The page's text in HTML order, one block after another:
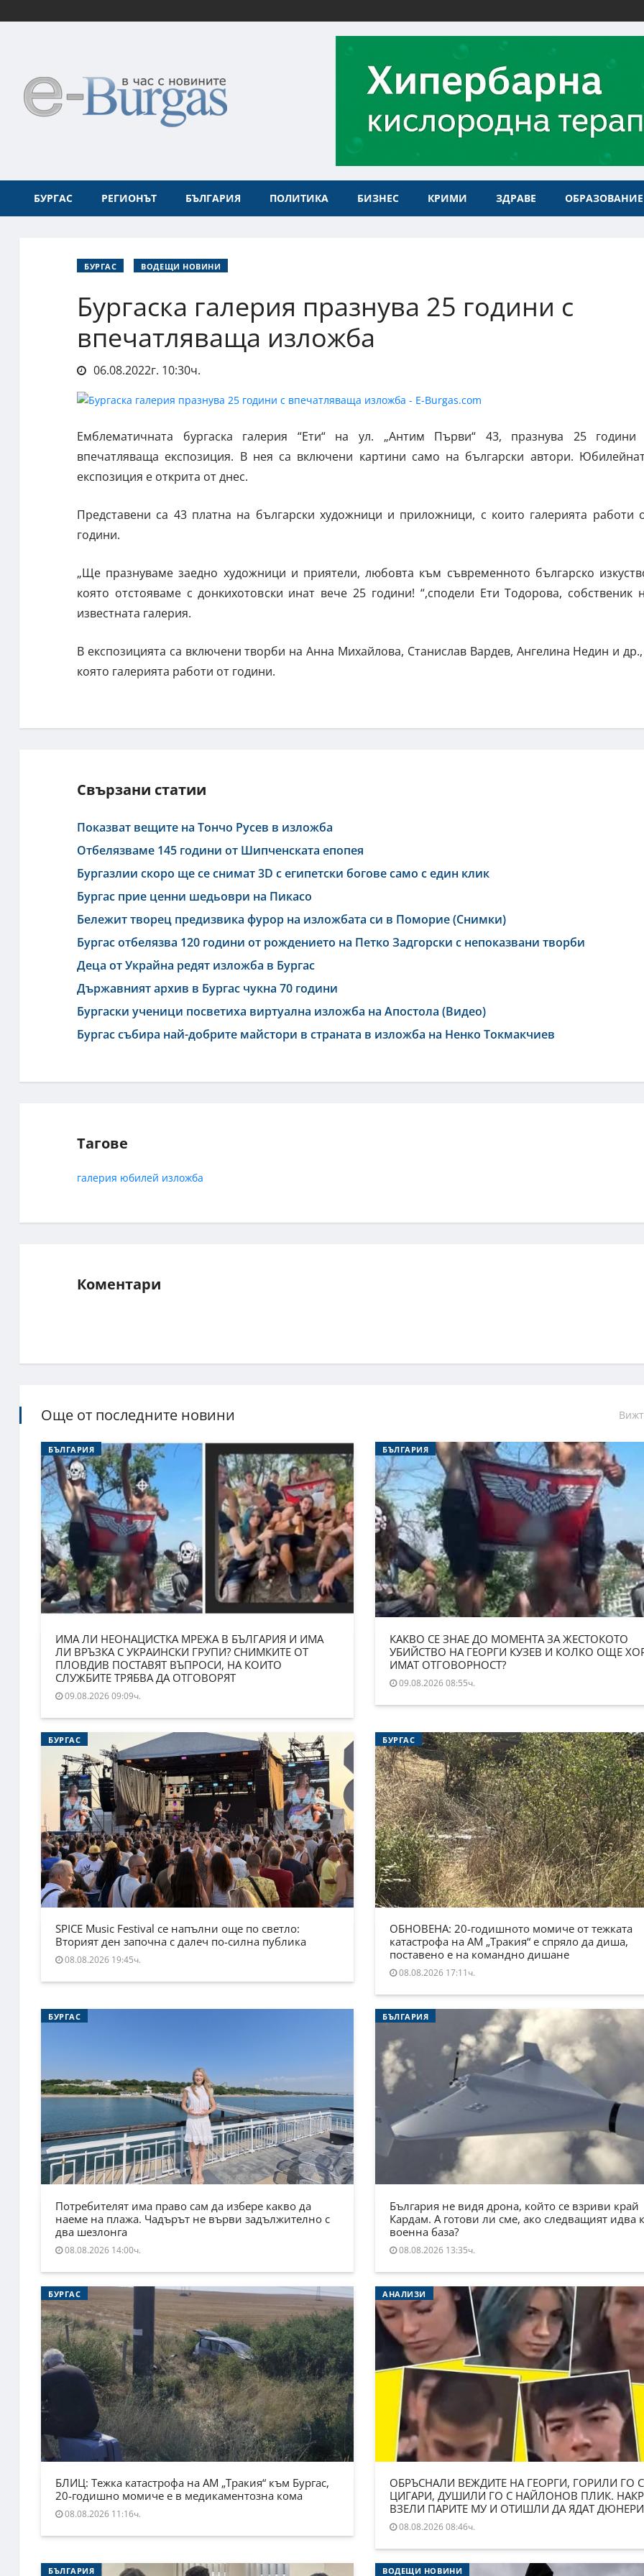
БУРГАС РЕГИОНЪТ БЪЛГАРИЯ ПОЛИТИКА БИЗНЕС КРИМИ ЗДРАВЕ ОБРАЗОВАНИЕ
БУРГАС ВОДЕЩИ НОВИНИ
Бургаска галерия празнува 25 години с
впечатляваща изложба
06.08.2022г. 10:30ч.
Емблематичната бургаска галерия “Ети“ на ул. „Антим Първи“ 43, празнува 25 години
впечатляваща експозиция. В нея са включени картини само на български автори.
експозиция е открита от днес.
Представени са 43 платна на български художници и приложници, с които галерията работи
години.
„Ще празнуваме заедно художници и приятели, любовта към съвременното българско
която отстояваме с донкихотовски инат вече 25 години! “,сподели Ети Тодорова, собственик
известната галерия.
В експозицията са включени творби на Анна Михайлова, Станислав Вардев, Ангелина Недин и
която галерията работи от години.
Свързани статии
Показват вещите на Тончо Русев в изложба
Отбелязваме 145 години от Шипченската епопея
Бургазлии скоро ще се снимат 3D с египетски богове само с един клик
Бургас прие ценни шедьоври на Пикасо
Бележит творец предизвика фурор на изложбата си в Поморие (Снимки)
Бургас отбелязва 120 години от рождението на Петко Задгорски с непоказвани творби
Деца от Украйна редят изложба в Бургас
Държавният архив в Бургас чукна 70 години
Бургаски ученици посветиха виртуална изложба на Апостола (Видео)
Бургас събира най-добрите майстори в страната в изложба на Ненко Токмакчиев
Тагове
галерия юбилей изложба
Коментари
Още от последните новини
БЪЛГАРИЯ
ИМА ЛИ НЕОНАЦИСТКА МРЕЖА В БЪЛГАРИЯ И ИМА
ЛИ ВРЪЗКА С УКРАИНСКИ ГРУПИ? СНИМКИТЕ ОТ
ПЛОВДИВ ПОСТАВЯТ ВЪПРОСИ, НА КОИТО
СЛУЖБИТЕ ТРЯБВА ДА ОТГОВОРЯТ
09.08.2026 09:09ч.
БЪЛГАРИЯ
КАКВО СЕ ЗНАЕ ДО МОМЕНТА ЗА ЖЕСТОКОТО
УБИЙСТВО НА ГЕОРГИ КУЗЕВ И КОЛКО ОЩЕ
ИМАТ ОТГОВОРНОСТ?
09.08.2026 08:55ч.
БУРГАС
SPICE Music Festival се напълни още по светло:
Вторият ден започна с далеч по-силна публика
08.08.2026 19:45ч.
БУРГАС
ОБНОВЕНА: 20-годишното момиче от тежката
катастрофа на АМ „Тракия“ е спряло да диша,
поставено е на командно дишане
08.08.2026 17:11ч.
БУРГАС
Потребителят има право сам да избере какво да
наеме на плажа. Чадърът не върви задължително с
два шезлонга
08.08.2026 14:00ч.
БЪЛГАРИЯ
България не видя дрона, който се взриви край
Кардам. А готови ли сме, ако следващият идва
военна база?
08.08.2026 13:35ч.
БУРГАС
БЛИЦ: Тежка катастрофа на АМ „Тракия“ към Бургас,
20-годишно момиче е в медикаментозна кома
08.08.2026 11:16ч.
АНАЛИЗИ
ОБРЪСНАЛИ ВЕЖДИТЕ НА ГЕОРГИ, ГОРИЛИ ГО С
ЦИГАРИ, ДУШИЛИ ГО С НАЙЛОНОВ ПЛИК.
ВЗЕЛИ ПАРИТЕ МУ И ОТИШЛИ ДА ЯДАТ ДЮНЕРИ
08.08.2026 08:46ч.
БЪЛГАРИЯ ВОДЕЩИ НОВИНИ